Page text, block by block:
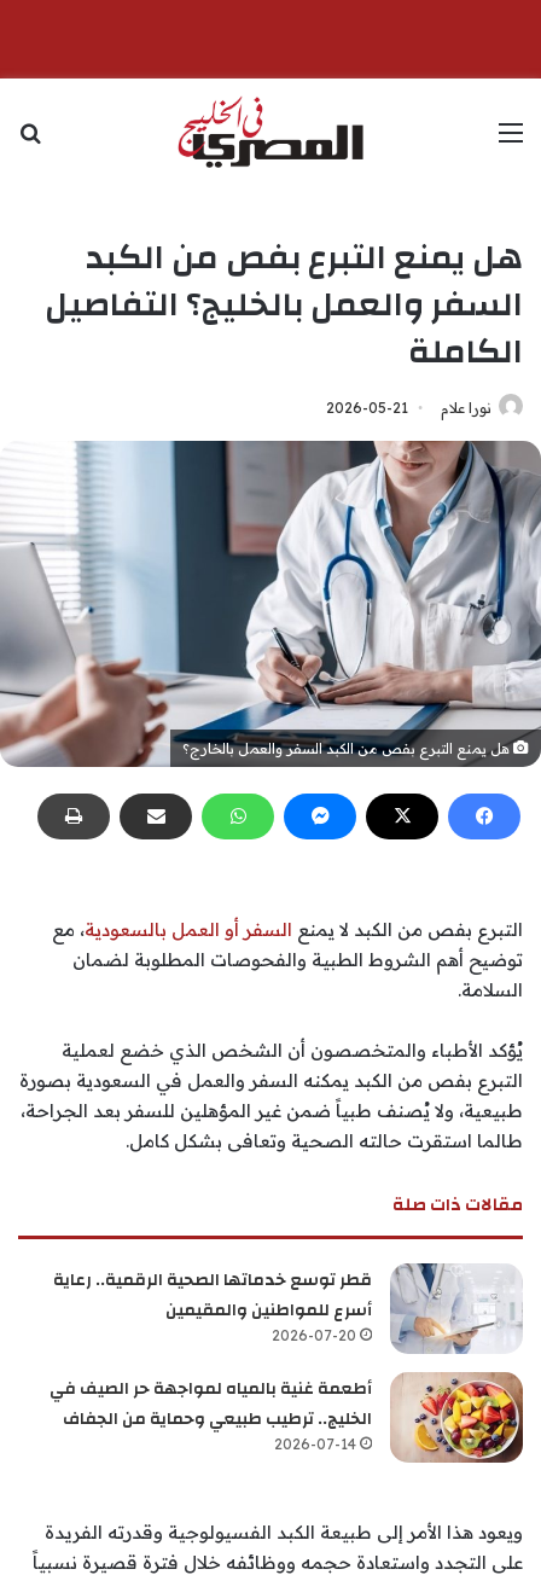
القائمة
هل يمنع التبرع بفص من الكبد
السفر والعمل بالخليج؟ التفاصيل
الكاملة
نورا علام 2026-05-21
هل يمنع التبرع بفص من الكبد السفر والعمل بالخارج؟
التبرع بفص من الكبد لا يمنع السفر أو العمل بالسعودية، مع
توضيح أهم الشروط الطبية والفحوصات المطلوبة لضمان
السلامة.
يُؤكد الأطباء والمتخصصون أن الشخص الذي خضع لعملية
التبرع بفص من الكبد يمكنه السفر والعمل في السعودية بصورة
طبيعية، ولا يُصنف طبياً ضمن غير المؤهلين للسفر بعد الجراحة،
طالما استقرت حالته الصحية وتعافى بشكل كامل.
مقالات ذات صلة
قطر توسع خدماتها الصحية الرقمية.. رعاية
أسرع للمواطنين والمقيمين
2026-07-20
أطعمة غنية بالمياه لمواجهة حر الصيف في
الخليج.. ترطيب طبيعي وحماية من الجفاف
2026-07-14
ويعود هذا الأمر إلى طبيعة الكبد الفسيولوجية وقدرته الفريدة
على التجدد واستعادة حجمه ووظائفه خلال فترة قصيرة نسبياً